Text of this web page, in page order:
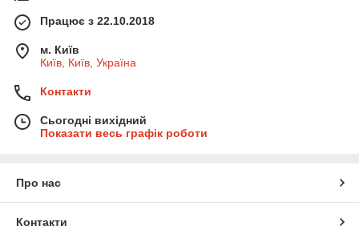
Працює з 22.10.2018
м. Київ
Київ, Київ, Україна
Контакти
Сьогодні вихідний
Показати весь графік роботи
Про нас
Контакти